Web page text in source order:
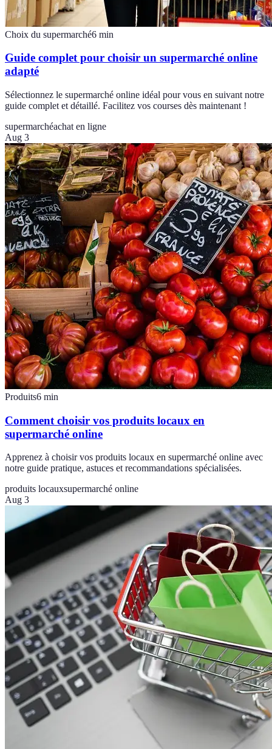
Choix du supermarché6 min
Guide complet pour choisir un supermarché online
adapté
Sélectionnez le supermarché online idéal pour vous en suivant notre
guide complet et détaillé. Facilitez vos courses dès maintenant !
supermarchéachat en ligne
Aug 3
Produits6 min
Comment choisir vos produits locaux en
supermarché online
Apprenez à choisir vos produits locaux en supermarché online avec
notre guide pratique, astuces et recommandations spécialisées.
produits locauxsupermarché online
Aug 3